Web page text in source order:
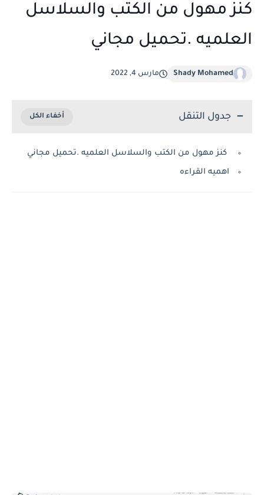
كنز مهول من الكتب والسلاسل
العلميه .تحميل مجاني
Shady Mohamed مارس 4, 2022
جدول التنقل
كنز مهول من الكتب والسلاسل العلميه .تحميل مجاني
اهميه القراءه